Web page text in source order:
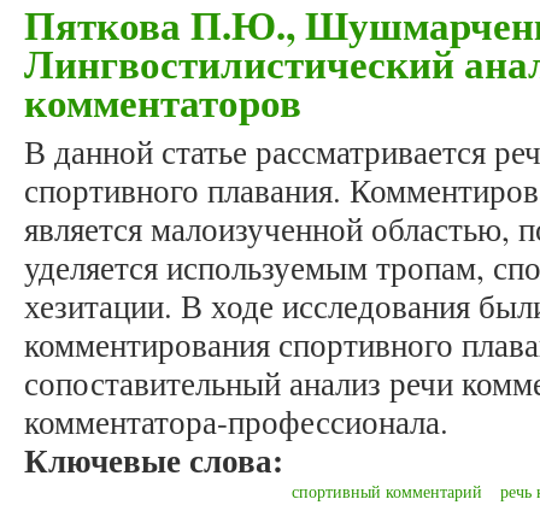
Пяткова П.Ю.,
Лингвостилистический
комментаторов
В данной статье рассматривается
спортивного плавания.
является малоизученной областью,
уделяется используемым тропам,
хезитации. В ходе исследования
комментирования спортивного
сопоставительный анализ речи
комментатора-профессионала.
Ключевые слова:
спортивный комментарий речь